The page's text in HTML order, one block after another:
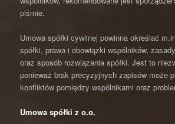
piśmie.
Umowa spółki cywilnej powinna określać
spółki, prawa i obowiązki wspólników,
oraz sposób rozwiązania spółki. Jest to
ponieważ brak precyzyjnych zapisów może
konfliktów pomiędzy wspólnikami oraz
Umowa spółki z o.o.